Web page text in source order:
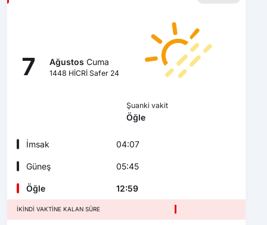
7 Ağustos Cuma
1448 HİCRİ Safer 24
Şuanki vakit
Öğle
İmsak 04:07
Güneş 05:45
Öğle 12:59
İKINDI VAKTINE KALAN SÜRE